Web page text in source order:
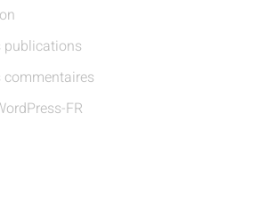
publications
commentaires
FR